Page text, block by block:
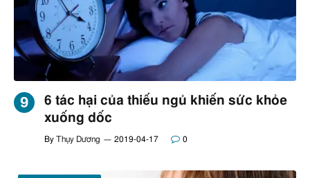
6 tác hại của thiếu ngủ khiến sức khỏe
xuống dốc
By Thụy Dương 2019-04-17 0